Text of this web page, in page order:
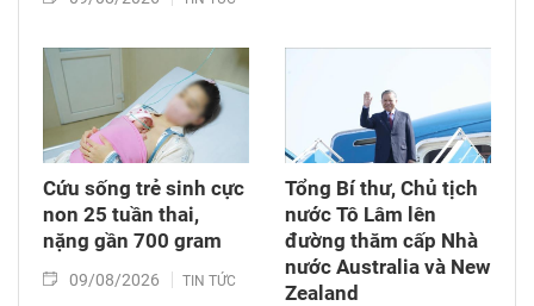
Cứu sống trẻ sinh cực
non 25 tuần thai,
nặng gần 700 gram
09/08/2026 TIN TỨC
Tổng Bí thư, Chủ tịch
nước Tô Lâm lên
đường thăm cấp Nhà
nước Australia và New
Zealand